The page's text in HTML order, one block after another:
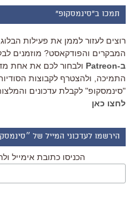
תמכו ב"סינמסקופ"
רוצים לעזור לממן את פעילות
המבקרים והפודקאסט? מוזמנים
ב-Patreon
ולבחור לכם את אחת
התמיכה, ולהצטרף לקבוצות
"סינמסקופ" לקבלת עדכונים
לחצו כאן
הירשמו לעדכוני המייל של
הכניסו כתובת אימייל